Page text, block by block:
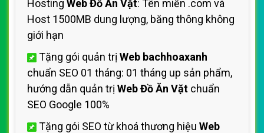
Hosting Web Đồ Ăn Vặt: Tên miền .com và
Host 1500MB dung lượng, băng thông không
giới hạn
Tặng gói quản trị Web bachhoaxanh
chuẩn SEO 01 tháng: 01 tháng up sản phẩm,
hướng dẫn quản trị Web Đồ Ăn Vặt chuẩn
SEO Google 100%
Tặng gói SEO từ khoá thương hiệu Web